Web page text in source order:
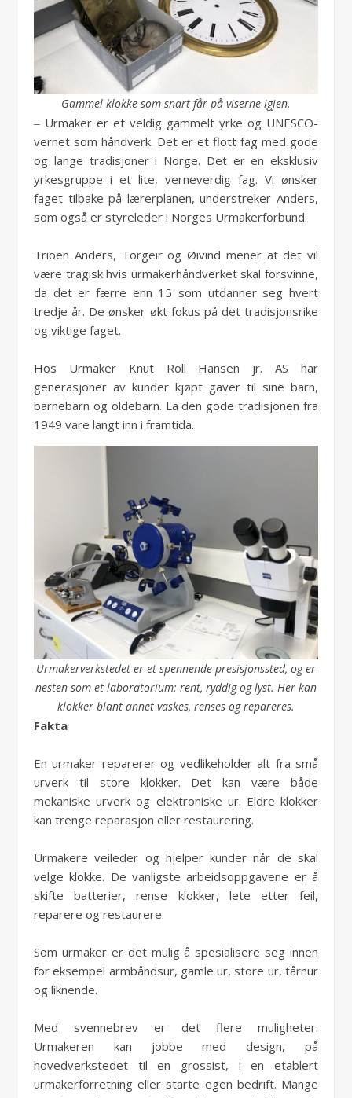
Gammel klokke som snart får på viserne igjen.
‒ Urmaker er et veldig gammelt yrke og UNESCO-
vernet som håndverk. Det er et flott fag med gode
og lange tradisjoner i Norge. Det er en eksklusiv
yrkesgruppe i et lite, verneverdig fag. Vi ønsker
faget tilbake på lærerplanen, understreker Anders,
som også er styreleder i Norges Urmakerforbund.
Trioen Anders, Torgeir og Øivind mener at det vil
være tragisk hvis urmakerhåndverket skal forsvinne,
da det er færre enn 15 som utdanner seg hvert
tredje år. De ønsker økt fokus på det tradisjonsrike
og viktige faget.
Hos Urmaker Knut Roll Hansen jr. AS har
generasjoner av kunder kjøpt gaver til sine barn,
barnebarn og oldebarn. La den gode tradisjonen fra
1949 vare langt inn i framtida.
Urmakerverkstedet er et spennende presisjonssted, og er
nesten som et laboratorium: rent, ryddig og lyst. Her kan
klokker blant annet vaskes, renses og repareres.
Fakta
En urmaker reparerer og vedlikeholder alt fra små
urverk til store klokker. Det kan være både
mekaniske urverk og elektroniske ur. Eldre klokker
kan trenge reparasjon eller restaurering.
Urmakere veileder og hjelper kunder når de skal
velge klokke. De vanligste arbeidsoppgavene er å
skifte batterier, rense klokker, lete etter feil,
reparere og restaurere.
Som urmaker er det mulig å spesialisere seg innen
for eksempel armbåndsur, gamle ur, store ur, tårnur
og liknende.
Med svennebrev er det flere muligheter.
Urmakeren kan jobbe med design, på
hovedverkstedet til en grossist, i en etablert
urmakerforretning eller starte egen bedrift. Mange